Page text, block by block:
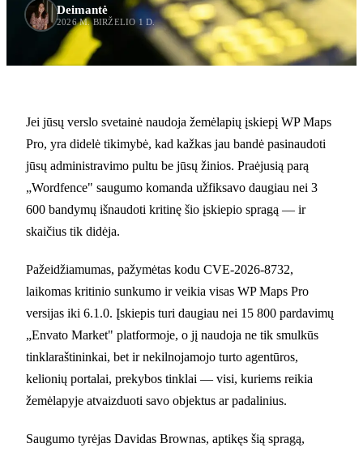
Deimantė
2026 M. BIRŽELIO 1 D.
Jei jūsų verslo svetainė naudoja žemėlapių įskiepį WP Maps
Pro, yra didelė tikimybė, kad kažkas jau bandė pasinaudoti
jūsų administravimo pultu be jūsų žinios. Praėjusią parą
„Wordfence" saugumo komanda užfiksavo daugiau nei 3
600 bandymų išnaudoti kritinę šio įskiepio spragą — ir
skaičius tik didėja.
Pažeidžiamumas, pažymėtas kodu CVE-2026-8732,
laikomas kritinio sunkumo ir veikia visas WP Maps Pro
versijas iki 6.1.0. Įskiepis turi daugiau nei 15 800 pardavimų
„Envato Market" platformoje, o jį naudoja ne tik smulkūs
tinklaraštininkai, bet ir nekilnojamojo turto agentūros,
kelionių portalai, prekybos tinklai — visi, kuriems reikia
žemėlapyje atvaizduoti savo objektus ar padalinius.
Saugumo tyrėjas Davidas Brownas, aptikęs šią spragą,